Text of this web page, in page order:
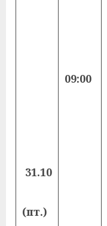
31.10
(пт.)
09:00